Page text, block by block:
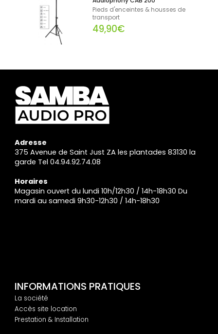
Pieds d'enceintes & housses de
transport
49,90€
Adresse
375 Avenue de Saint Just ZA les plantades 83130 la
garde Tel 04.94.92.74.08
Horaires
Magasin ouvert du lundi 10h/12h30 / 14h-18h30 Du
mardi au samedi 9h30-12h30 / 14h-18h30
INFORMATIONS PRATIQUES
La société
Accès site location
Prestation & Installation